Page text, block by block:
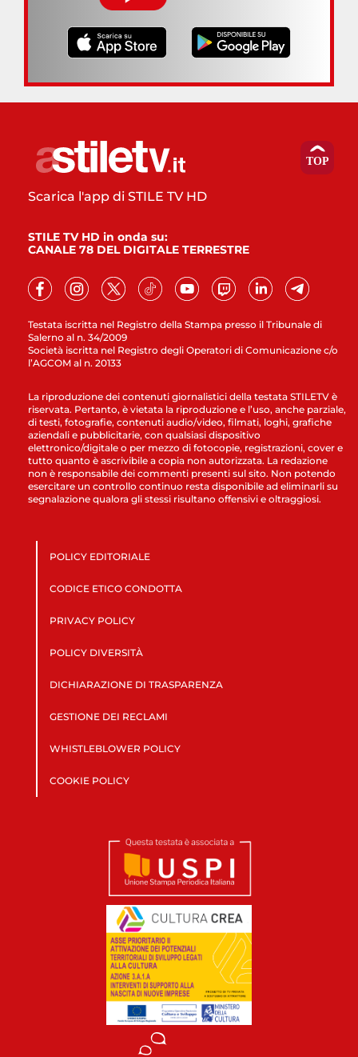
Testata iscritta nel Registro della Stampa presso il Tribunale di
Salerno al n. 34/2009
Società iscritta nel Registro degli Operatori di Comunicazione c/o
l’AGCOM al n. 20133
Scarica l'app di STILE TV HD
STILE TV HD in onda su:
CANALE 78 DEL DIGITALE TERRESTRE
La riproduzione dei contenuti giornalistici della testata STILETV è
riservata. Pertanto, è vietata la riproduzione e l’uso, anche parziale,
di testi, fotografie, contenuti audio/video, filmati, loghi, grafiche
aziendali e pubblicitarie, con qualsiasi dispositivo
elettronico/digitale o per mezzo di fotocopie, registrazioni, cover e
tutto quanto è ascrivibile a copia non autorizzata. La redazione
non è responsabile dei commenti presenti sul sito. Non potendo
esercitare un controllo continuo resta disponibile ad eliminarli su
segnalazione qualora gli stessi risultano offensivi e oltraggiosi.
POLICY EDITORIALE
CODICE ETICO CONDOTTA
PRIVACY POLICY
POLICY DIVERSITÀ
DICHIARAZIONE DI TRASPARENZA
GESTIONE DEI RECLAMI
WHISTLEBLOWER POLICY
COOKIE POLICY